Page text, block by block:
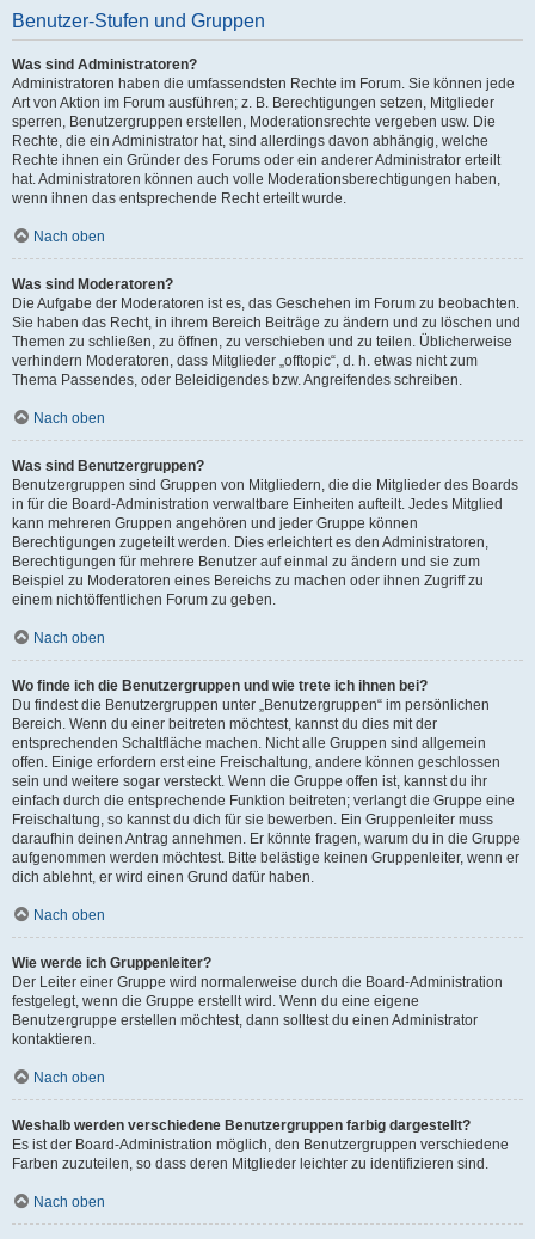
Benutzer-Stufen und Gruppen
Was sind Administratoren?
Administratoren haben die umfassendsten Rechte im Forum. Sie können jede
Art von Aktion im Forum ausführen; z. B. Berechtigungen setzen, Mitglieder
sperren, Benutzergruppen erstellen, Moderationsrechte vergeben usw. Die
Rechte, die ein Administrator hat, sind allerdings davon abhängig, welche
Rechte ihnen ein Gründer des Forums oder ein anderer Administrator erteilt
hat. Administratoren können auch volle Moderationsberechtigungen haben,
wenn ihnen das entsprechende Recht erteilt wurde.
Nach oben
Was sind Moderatoren?
Die Aufgabe der Moderatoren ist es, das Geschehen im Forum zu beobachten.
Sie haben das Recht, in ihrem Bereich Beiträge zu ändern und zu löschen und
Themen zu schließen, zu öffnen, zu verschieben und zu teilen. Üblicherweise
verhindern Moderatoren, dass Mitglieder „offtopic“, d. h. etwas nicht zum
Thema Passendes, oder Beleidigendes bzw. Angreifendes schreiben.
Nach oben
Was sind Benutzergruppen?
Benutzergruppen sind Gruppen von Mitgliedern, die die Mitglieder des Boards
in für die Board-Administration verwaltbare Einheiten aufteilt. Jedes Mitglied
kann mehreren Gruppen angehören und jeder Gruppe können
Berechtigungen zugeteilt werden. Dies erleichtert es den Administratoren,
Berechtigungen für mehrere Benutzer auf einmal zu ändern und sie zum
Beispiel zu Moderatoren eines Bereichs zu machen oder ihnen Zugriff zu
einem nichtöffentlichen Forum zu geben.
Nach oben
Wo finde ich die Benutzergruppen und wie trete ich ihnen bei?
Du findest die Benutzergruppen unter „Benutzergruppen“ im persönlichen
Bereich. Wenn du einer beitreten möchtest, kannst du dies mit der
entsprechenden Schaltfläche machen. Nicht alle Gruppen sind allgemein
offen. Einige erfordern erst eine Freischaltung, andere können geschlossen
sein und weitere sogar versteckt. Wenn die Gruppe offen ist, kannst du ihr
einfach durch die entsprechende Funktion beitreten; verlangt die Gruppe eine
Freischaltung, so kannst du dich für sie bewerben. Ein Gruppenleiter muss
daraufhin deinen Antrag annehmen. Er könnte fragen, warum du in die Gruppe
aufgenommen werden möchtest. Bitte belästige keinen Gruppenleiter, wenn er
dich ablehnt, er wird einen Grund dafür haben.
Nach oben
Wie werde ich Gruppenleiter?
Der Leiter einer Gruppe wird normalerweise durch die Board-Administration
festgelegt, wenn die Gruppe erstellt wird. Wenn du eine eigene
Benutzergruppe erstellen möchtest, dann solltest du einen Administrator
kontaktieren.
Nach oben
Weshalb werden verschiedene Benutzergruppen farbig dargestellt?
Es ist der Board-Administration möglich, den Benutzergruppen verschiedene
Farben zuzuteilen, so dass deren Mitglieder leichter zu identifizieren sind.
Nach oben